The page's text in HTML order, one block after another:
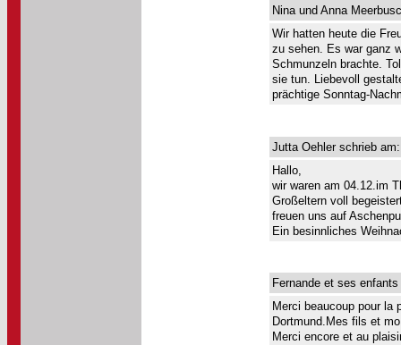
Nina und Anna
Wir hatten heute die
zu sehen. Es war ganz
Schmunzeln brachte.
sie tun. Liebevoll
prächtige Sonntag-
Jutta Oehler schrieb
Hallo,
wir waren am 04.12.im
Großeltern voll
freuen uns auf
Ein besinnliches
Fernande et ses
Merci beaucoup pour la
Dortmund.Mes fils et
Merci encore et au